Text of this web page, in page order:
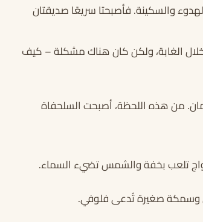
والسكينة. فأصبحتا سريعًا صديقتان
خلال الغابة، ولكن كان هناك مشكلة – كيف
من هذه اللحظة، أصبحت السلحفاة
تلعب بخفة والشمس تضيء السماء.
وسمكة صغيرة تُدعى فلوفي.